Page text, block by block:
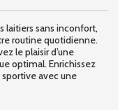
laitiers sans inconfort,
routine quotidienne.
le plaisir d’une
optimal. Enrichissez
avec une